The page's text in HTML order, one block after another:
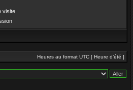
visite
Heures au format UTC [ Heure d’été ]